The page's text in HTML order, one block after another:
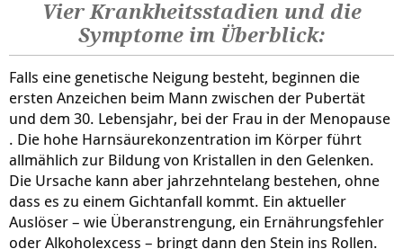
Vier Krankheitsstadien und die
Symptome im Überblick:
Falls eine genetische Neigung besteht, beginnen die
ersten Anzeichen beim Mann zwischen der Pubertät
und dem 30. Lebensjahr, bei der Frau in der Menopause
. Die hohe Harnsäurekonzentration im Körper führt
allmählich zur Bildung von Kristallen in den Gelenken.
Die Ursache kann aber jahrzehntelang bestehen, ohne
dass es zu einem Gichtanfall kommt. Ein aktueller
Auslöser – wie Überanstrengung, ein Ernährungsfehler
oder Alkoholexcess – bringt dann den Stein ins Rollen.